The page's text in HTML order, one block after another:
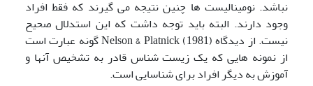
نباشد. نومینالیست ها چنین نتیجه می گیرند که فقط افراد
وجود دارند. البته باید توجه داشت که این استدلال صحیح
نیست. از دیدگاه Nelson & Platnick (1981) گونه عبارت است
از نمونه هایی که یک زیست شناس قادر به تشخیص آنها و
آموزش به دیگر افراد برای شناسایی است.